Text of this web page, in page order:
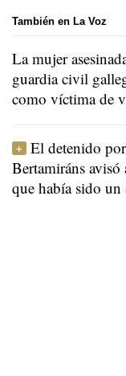
También en La Voz
La mujer
guardia civil
como víctima de
El detenido
Bertamiráns
que había sido